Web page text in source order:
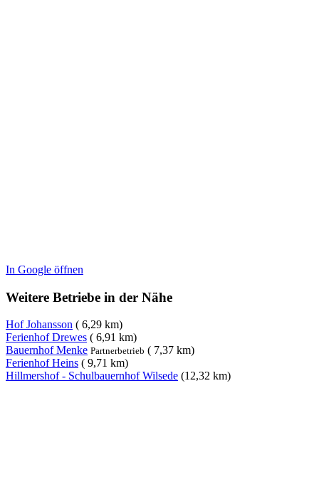
In Google öffnen
Weitere Betriebe in der Nähe
Hof Johansson ( 6,29 km)
Ferienhof Drewes ( 6,91 km)
Bauernhof Menke Partnerbetrieb ( 7,37 km)
Ferienhof Heins ( 9,71 km)
Hillmershof - Schulbauernhof Wilsede (12,32 km)